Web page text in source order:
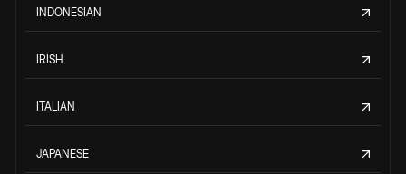
INDONESIAN
IRISH
ITALIAN
JAPANESE